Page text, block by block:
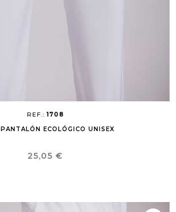
REF.:1708
ECOLÓGICO UNISEX
Precio
25,05 €